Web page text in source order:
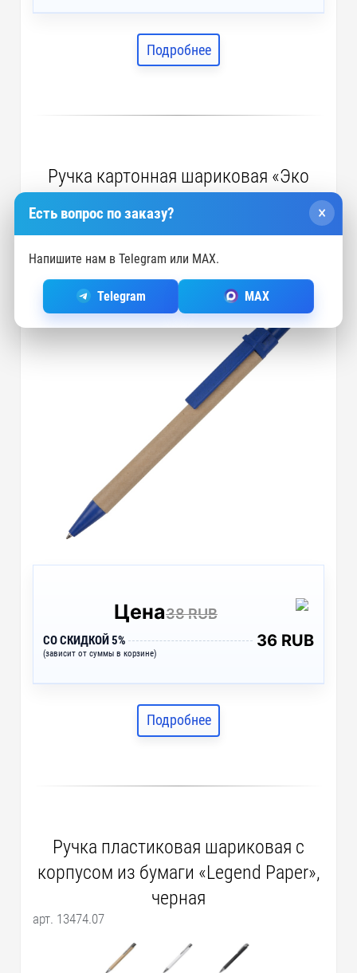
Подробнее
Ручка картонная шариковая «Эко
3.0», светло-коричневая/синяя
арт. 12380.02
Цена38 RUB
СО СКИДКОЙ 5%
(зависит от суммы в корзине)
36 RUB
Подробнее
Ручка пластиковая шариковая с
корпусом из бумаги «Legend Paper»,
черная
арт. 13474.07
Есть вопрос по заказу? ×
Напишите нам в Telegram или MAX.
Telegram MAX